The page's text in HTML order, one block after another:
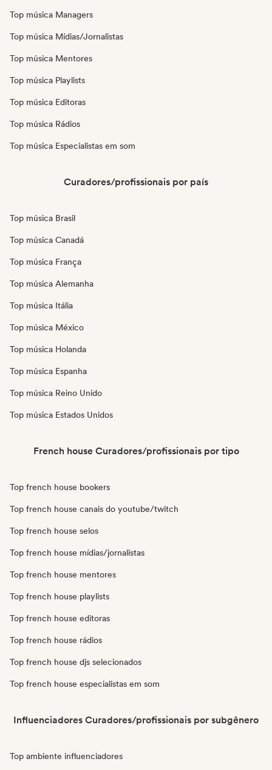
Top música Managers
Top música Mídias/Jornalistas
Top música Mentores
Top música Playlists
Top música Editoras
Top música Rádios
Top música Especialistas em som
Curadores/profissionais por país
Top música Brasil
Top música Canadá
Top música França
Top música Alemanha
Top música Itália
Top música México
Top música Holanda
Top música Espanha
Top música Reino Unido
Top música Estados Unidos
French house Curadores/profissionais por tipo
Top french house bookers
Top french house canais do youtube/twitch
Top french house selos
Top french house mídias/jornalistas
Top french house mentores
Top french house playlists
Top french house editoras
Top french house rádios
Top french house djs selecionados
Top french house especialistas em som
Influenciadores Curadores/profissionais por subgênero
Top ambiente influenciadores